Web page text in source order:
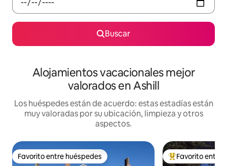
Buscar
Alojamientos vacacionales mejor
valorados en Ashill
Los huéspedes están de acuerdo: estas estadías están
muy valoradas por su ubicación, limpieza y otros
aspectos.
Favorito entre huéspedes
Favorito entre huéspedes Favorito entre
Favorito entre